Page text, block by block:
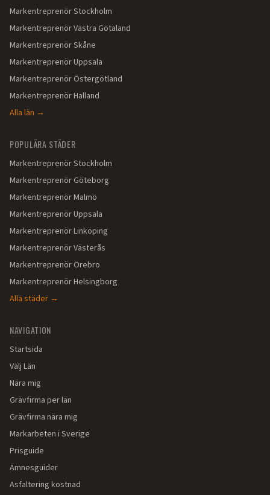
MarkentreprenörStockholm
MarkentreprenörVästra Götaland
MarkentreprenörSkåne
MarkentreprenörUppsala
MarkentreprenörÖstergötland
MarkentreprenörHalland
Alla län →
POPULÄRA STÄDER
MarkentreprenörStockholm
MarkentreprenörGöteborg
MarkentreprenörMalmö
MarkentreprenörUppsala
MarkentreprenörLinköping
MarkentreprenörVästerås
MarkentreprenörÖrebro
MarkentreprenörHelsingborg
Alla städer →
NAVIGATION
Startsida
Välj Län
Nära mig
Grävfirma per län
Grävfirma nära mig
Markarbeten i Sverige
Prisguide
Ämnesguider
Asfaltering kostnad